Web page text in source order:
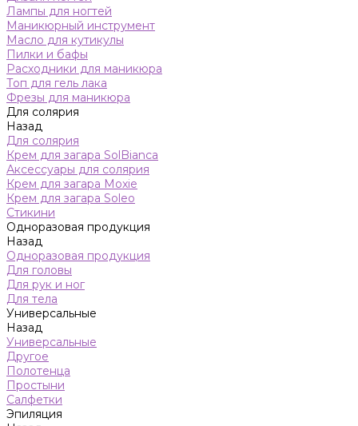
Лампы для ногтей
Маникюрный инструмент
Масло для кутикулы
Пилки и бафы
Расходники для маникюра
Топ для гель лака
Фрезы для маникюра
Для солярия
Назад
Для солярия
Крем для загара SolBianca
Аксессуары для солярия
Крем для загара Moxie
Крем для загара Soleo
Стикини
Одноразовая продукция
Назад
Одноразовая продукция
Для головы
Для рук и ног
Для тела
Универсальные
Назад
Универсальные
Другое
Полотенца
Простыни
Салфетки
Эпиляция